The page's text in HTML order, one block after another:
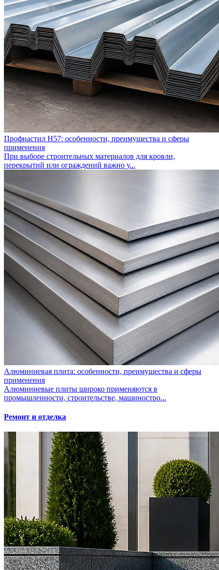
Профнастил Н57: особенности, преимущества и сферы
применения
При выборе строительных материалов для кровли,
перекрытий или ограждений важно у...
Алюминиевая плита: особенности, преимущества и сферы
применения
Алюминиевые плиты широко применяются в
промышленности, строительстве, машиностро...
Ремонт и отделка